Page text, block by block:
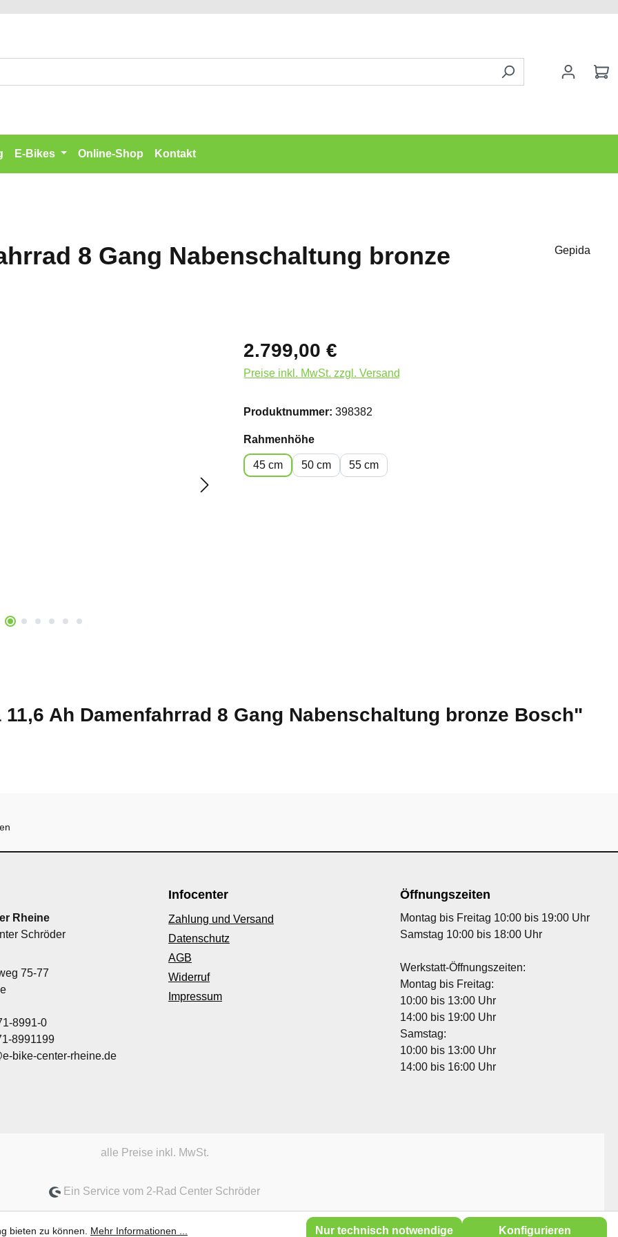
E-Bikes Online-Shop Kontakt
8 Gang Nabenschaltung bronze
Gepida
2.799,00 €
Preise inkl. MwSt. zzgl. Versand
Produktnummer: 398382
Rahmenhöheauswählen
45 cm 50 cm 55 cm
Ah Damenfahrrad 8 Gang Nabenschaltung bronze Bosch"
Rheine
Schröder
75-77
8991-0
8991199
bike-center-rheine.de
Infocenter
Zahlung und Versand
Datenschutz
AGB
Widerruf
Impressum
Öffnungszeiten
Montag bis Freitag 10:00 bis 19:00 Uhr
Samstag 10:00 bis 18:00 Uhr
Werkstatt-Öffnungszeiten:
Montag bis Freitag:
10:00 bis 13:00 Uhr
14:00 bis 19:00 Uhr
Samstag:
10:00 bis 13:00 Uhr
14:00 bis 16:00 Uhr
alle Preise inkl. MwSt.
Ein Service vom 2-Rad Center Schröder
bieten zu können. Mehr Informationen ... Nur technisch notwendige Konfigurieren